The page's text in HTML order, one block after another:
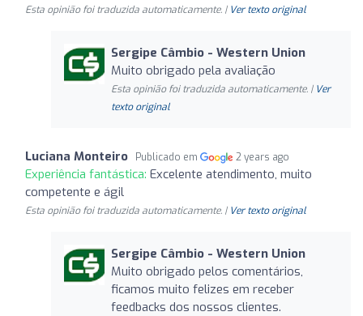
Esta opinião foi traduzida automaticamente. | Ver texto original
Sergipe Câmbio - Western Union
Muito obrigado pela avaliação
Esta opinião foi traduzida automaticamente. | Ver
texto original
Luciana Monteiro Publicado em 2 years ago
Experiência fantástica: Excelente atendimento, muito
competente e ágil
Esta opinião foi traduzida automaticamente. | Ver texto original
Sergipe Câmbio - Western Union
Muito obrigado pelos comentários,
ficamos muito felizes em receber
feedbacks dos nossos clientes.